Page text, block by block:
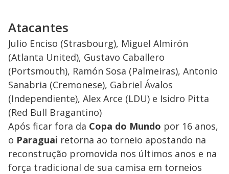
Atacantes
Julio Enciso (Strasbourg), Miguel Almirón
(Atlanta United), Gustavo Caballero
(Portsmouth), Ramón Sosa (Palmeiras), Antonio
Sanabria (Cremonese), Gabriel Ávalos
(Independiente), Alex Arce (LDU) e Isidro Pitta
(Red Bull Bragantino)
Após ficar fora da Copa do Mundo por 16 anos,
o Paraguai retorna ao torneio apostando na
reconstrução promovida nos últimos anos e na
força tradicional de sua camisa em torneios